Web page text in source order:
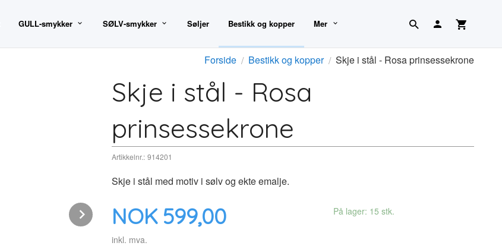
GULL-smykker SØLV-smykker Søljer Bestikk og kopper Mer
Forside Bestikk og kopper Skje i stål - Rosa prinsessekrone
Next
Skje i stål - Rosa
prinsessekrone
Artikkelnr.: 914201
Skje i stål med motiv i sølv og ekte emalje.
Pris
NOK 599,00
inkl. mva.
På lager: 15 stk.